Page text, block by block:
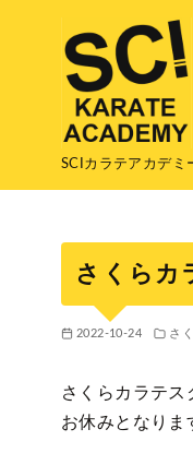
移
SCIカラテアカデミ
さくらカ
2022-10-24 さ
さくらカラテス
お休みとなりま